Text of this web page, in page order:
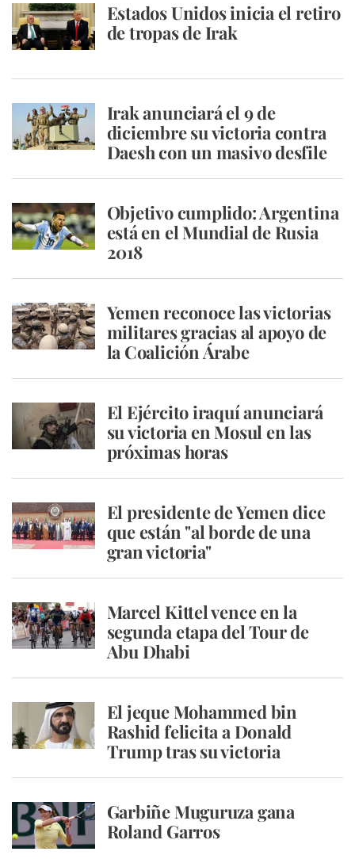
Estados Unidos inicia el retiro
de tropas de Irak
Irak anunciará el 9 de
diciembre su victoria contra
Daesh con un masivo desfile
Objetivo cumplido: Argentina
está en el Mundial de Rusia
2018
Yemen reconoce las victorias
militares gracias al apoyo de
la Coalición Árabe
El Ejército iraquí anunciará
su victoria en Mosul en las
próximas horas
El presidente de Yemen dice
que están "al borde de una
gran victoria"
Marcel Kittel vence en la
segunda etapa del Tour de
Abu Dhabi
El jeque Mohammed bin
Rashid felicita a Donald
Trump tras su victoria
Garbiñe Muguruza gana
Roland Garros